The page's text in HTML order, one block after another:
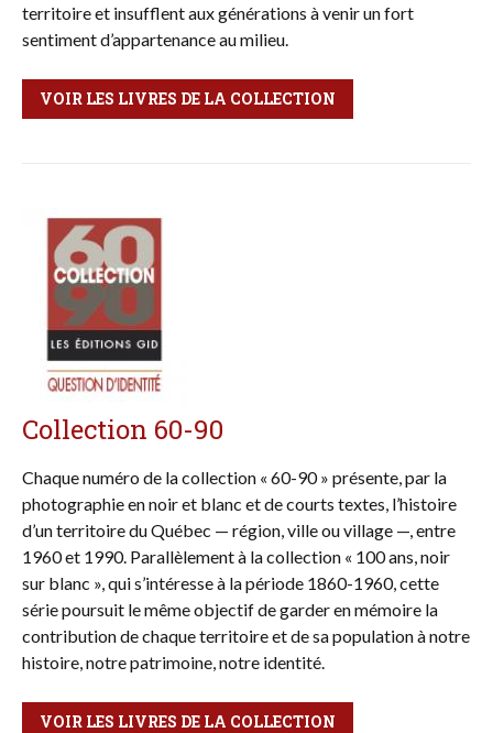
territoire et insufflent aux générations à venir un fort
sentiment d’appartenance au milieu.
VOIR LES LIVRES DE LA COLLECTION
Collection 60-90
Chaque numéro de la collection « 60-90 » présente, par la
photographie en noir et blanc et de courts textes, l’histoire
d’un territoire du Québec — région, ville ou village —, entre
1960 et 1990. Parallèlement à la collection « 100 ans, noir
sur blanc », qui s’intéresse à la période 1860-1960, cette
série poursuit le même objectif de garder en mémoire la
contribution de chaque territoire et de sa population à notre
histoire, notre patrimoine, notre identité.
VOIR LES LIVRES DE LA COLLECTION